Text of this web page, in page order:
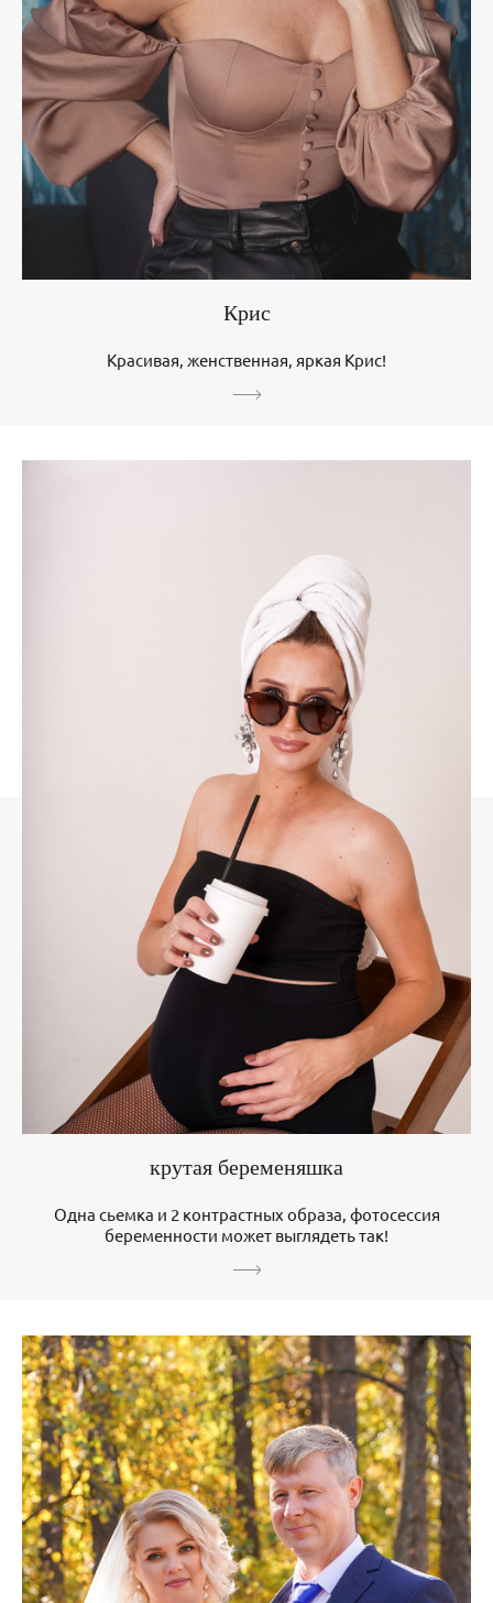
Крис
Красивая, женственная, яркая Крис!
крутая беременяшка
Одна сьемка и 2 контрастных образа, фотосессия
беременности может выглядеть так!